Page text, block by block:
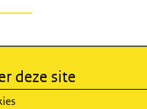
deze site